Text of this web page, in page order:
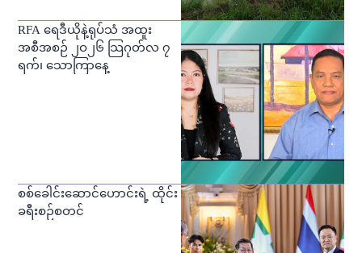
RFA ရေဒီယိုနဲ့ရုပ်သံ အထူး
အစီအစဉ် ၂ဝ၂၆ သြဂုတ်လ ၇
ရက်၊ သောကြာနေ့
စစ်ခေါင်းဆောင်ဟောင်းရဲ့ ထိုင်း
ခရီးစဉ်စတင်